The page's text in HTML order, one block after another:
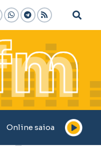
Online saioa